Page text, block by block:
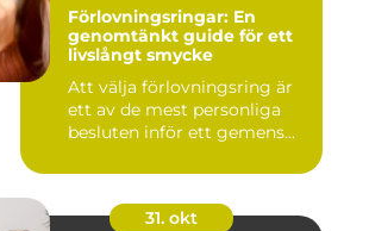
Förlovningsringar: En
genomtänkt guide för ett
livslångt smycke
Att välja förlovningsring är
ett av de mest personliga
besluten inför ett gemens...
31. okt